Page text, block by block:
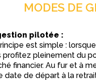
MODES DE
pilotée :
est simple :
profitez pleinement du
financier. Au fur et à
date de départ à la